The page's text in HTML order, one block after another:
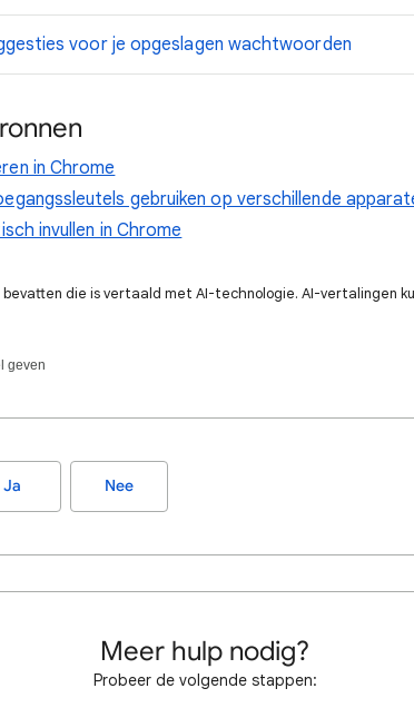
voor je opgeslagen wachtwoorden
in Chrome
gebruiken op verschillende
invullen in Chrome
die is vertaald met AI-technologie. AI-vertalingen
geven
Ja Nee
Meer hulp nodig?
Probeer de volgende stappen: